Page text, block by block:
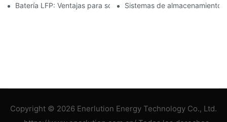
Batería LFP: Ventajas para soluciones energéticas sostenibles
Sistemas de almacenamiento
Copyright © 2026 Enerlution Energy Technology Co., Ltd.